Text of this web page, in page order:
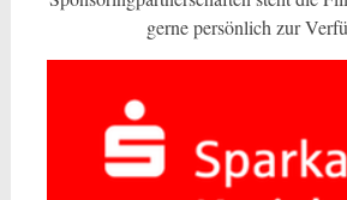
gerne persönlich zur